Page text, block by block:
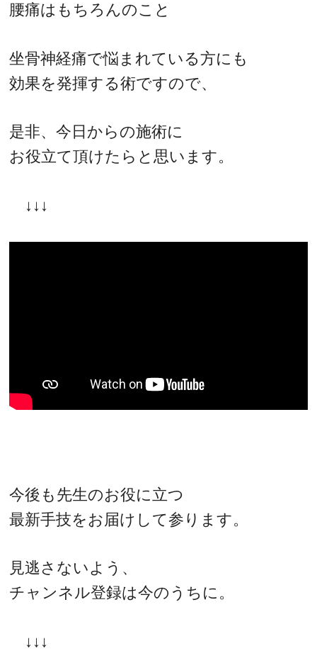
腰痛はもちろんのこと
坐骨神経痛で悩まれている方にも
効果を発揮する術ですので、
是非、今日からの施術に
お役立て頂けたらと思います。
↓↓↓
今後も先生のお役に立つ
最新手技をお届けして参ります。
見逃さないよう、
チャンネル登録は今のうちに。
↓↓↓